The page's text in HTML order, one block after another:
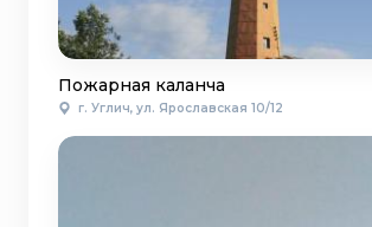
Пожарная каланча
г. Углич, ул. Ярославская 10/12